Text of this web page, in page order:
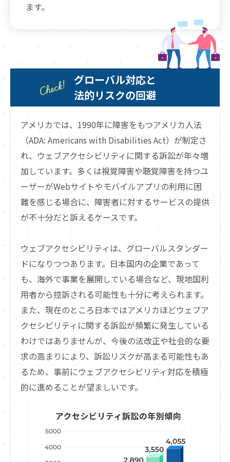
ます。
グローバル対応と
法的リスクの回避
アメリカでは、1990年に障害をもつアメリカ人法
（ADA: Americans with Disabilities Act）が制定さ
れ、ウェブアクセシビリティに関する訴訟が年々増
加しています。多くは視覚障害や聴覚障害を持つユ
ーザーがWebサイトやモバイルアプリの利用に困
難を感じる場合に、障害者に対するサービスの提供
が不十分だと訴えるケースです。
ウェブアクセシビリティは、グローバルスタンダー
ドになりつつあります。日本国内の企業であって
も、海外で事業を展開している場合など、現地国利
用者から控訴される可能性も十分に考えられます。
また、現在のところ日本ではアメリカほどウェブア
クセシビリティに関する訴訟が頻繁に発生している
わけではありませんが、今後の法改正や社会的な要
求の高まりにより、訴訟リスクが高まる可能性もあ
るため、事前にウェブアクセシビリティ対応を積極
的に進めることが望ましいです。